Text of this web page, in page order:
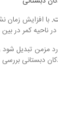
با افزایش زمان
ناحیه کمر در
مزمن تبدیل
دبستانی